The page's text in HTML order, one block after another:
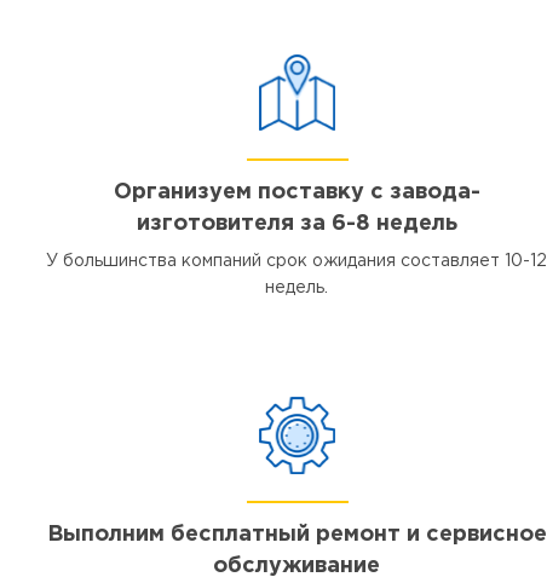
Организуем поставку с завода-
изготовителя за 6-8 недель
У большинства компаний срок ожидания составляет 10-12
недель.
Выполним бесплатный ремонт и сервисное
обслуживание